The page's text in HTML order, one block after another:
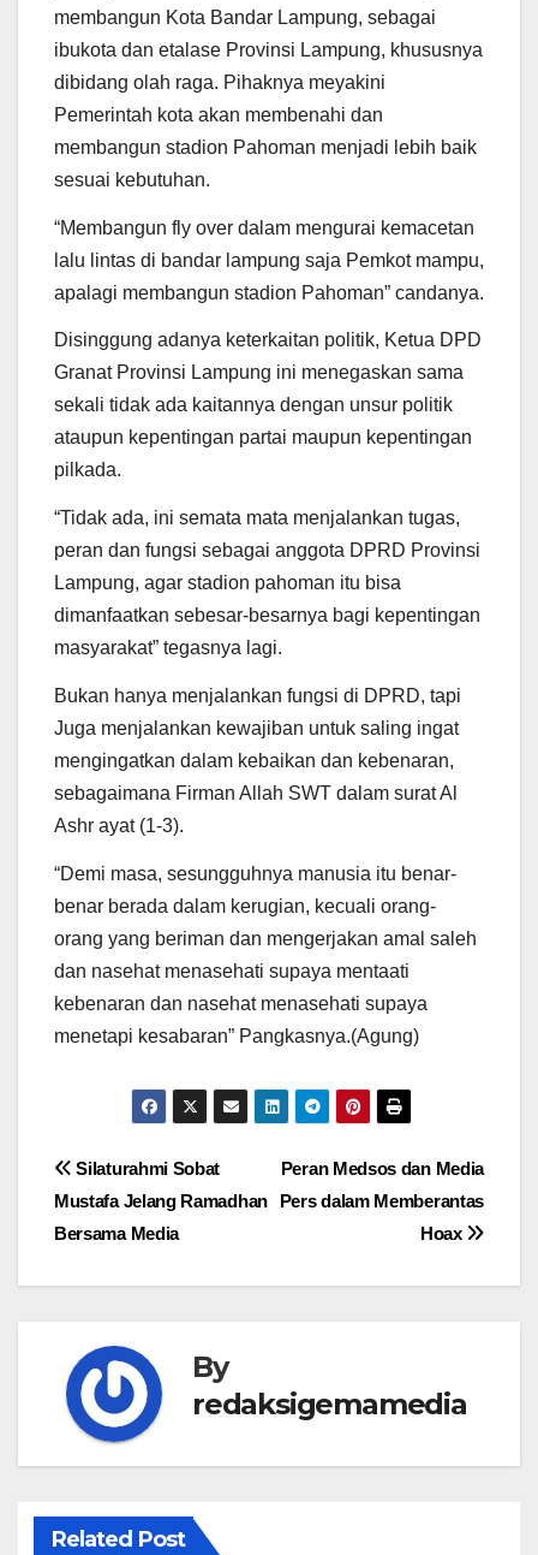
membangun Kota Bandar Lampung, sebagai
ibukota dan etalase Provinsi Lampung, khususnya
dibidang olah raga. Pihaknya meyakini
Pemerintah kota akan membenahi dan
membangun stadion Pahoman menjadi lebih baik
sesuai kebutuhan.
“Membangun fly over dalam mengurai kemacetan
lalu lintas di bandar lampung saja Pemkot mampu,
apalagi membangun stadion Pahoman” candanya.
Disinggung adanya keterkaitan politik, Ketua DPD
Granat Provinsi Lampung ini menegaskan sama
sekali tidak ada kaitannya dengan unsur politik
ataupun kepentingan partai maupun kepentingan
pilkada.
“Tidak ada, ini semata mata menjalankan tugas,
peran dan fungsi sebagai anggota DPRD Provinsi
Lampung, agar stadion pahoman itu bisa
dimanfaatkan sebesar-besarnya bagi kepentingan
masyarakat” tegasnya lagi.
Bukan hanya menjalankan fungsi di DPRD, tapi
Juga menjalankan kewajiban untuk saling ingat
mengingatkan dalam kebaikan dan kebenaran,
sebagaimana Firman Allah SWT dalam surat Al
Ashr ayat (1-3).
“Demi masa, sesungguhnya manusia itu benar-
benar berada dalam kerugian, kecuali orang-
orang yang beriman dan mengerjakan amal saleh
dan nasehat menasehati supaya mentaati
kebenaran dan nasehat menasehati supaya
menetapi kesabaran” Pangkasnya.(Agung)
Navigasi
pos
Peran Medsos dan Media
Pers dalam Memberantas
Hoax
Silaturahmi Sobat
Mustafa Jelang Ramadhan
Bersama Media
By
redaksigemamedia
Related Post